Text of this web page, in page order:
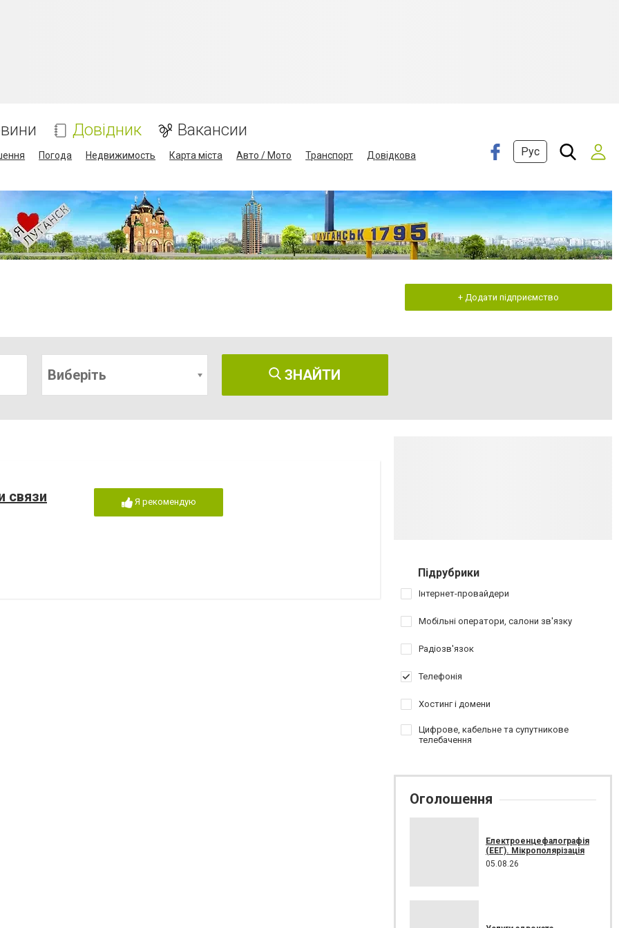
Довідник Вакансии
Погода Недвижимость Карта міста Авто / Мото Транспорт Довідкова Рус
+ Додати підприємство
Виберіть ЗНАЙТИ
связи Я рекомендую
Підрубрики
Інтернет-провайдери
Мобільні оператори, салони зв'язку
Радіозв'язок
Телефонія
Хостинг і домени
Цифрове, кабельне та супутникове
телебачення
Оголошення
Електроенцефалографія
(ЕЕГ). Мікрополярізація
05.08.26